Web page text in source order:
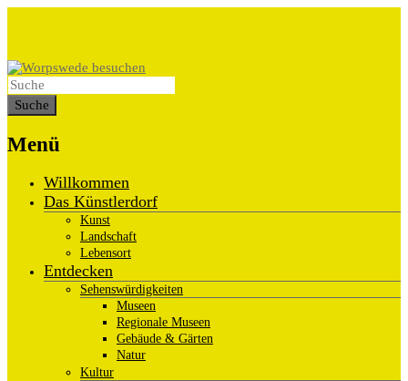
Menü
Willkommen
Das Künstlerdorf
Kunst
Landschaft
Lebensort
Entdecken
Sehenswürdigkeiten
Museen
Regionale Museen
Gebäude & Gärten
Natur
Kultur